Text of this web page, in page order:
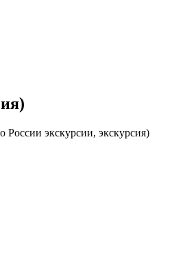
экскурсии, экскурсия)